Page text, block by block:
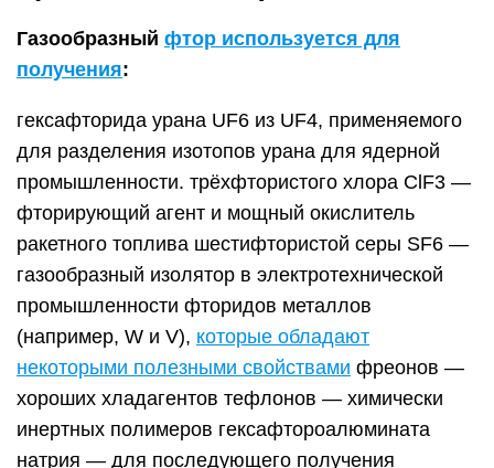
хороших хладагентов тефлонов — химически
инертных полимеров гексафтороалюмината
натрия — для последующего получения
алюминия электролизом различных соединений
Применение Фтора